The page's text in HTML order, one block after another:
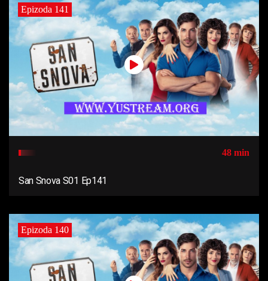
Epizoda 141
48 min
San Snova S01 Ep141
Epizoda 140